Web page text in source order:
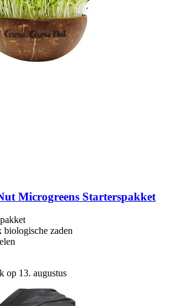
Microgreens Starterspakket
biologische zaden
op 13. augustus